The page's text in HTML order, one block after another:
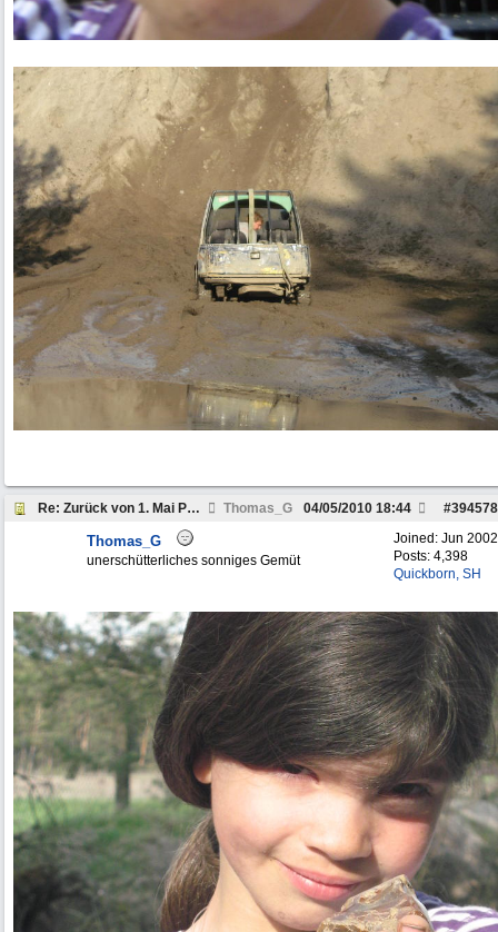
Re: Zurück von 1. Mai Peckfitz Thomas_G #394578
04/05/2010 18:44
Joined: Jun 2002
Posts: 4,398
Quickborn, SH
Thomas_G
unerschütterliches sonniges Gemüt